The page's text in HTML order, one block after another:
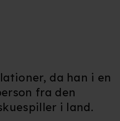
da han i en
fra den
i land.